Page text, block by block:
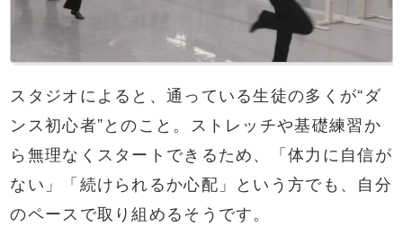
スタジオによると、通っている生徒の多くが“ダ
ンス初心者”とのこと。ストレッチや基礎練習か
ら無理なくスタートできるため、「体力に自信が
ない」「続けられるか心配」という方でも、自分
のペースで取り組めるそうです。